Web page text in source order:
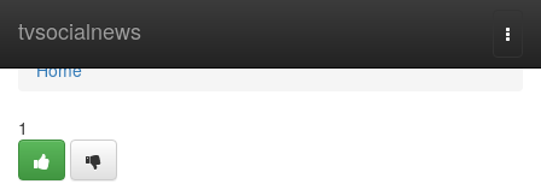
tvsocialnews
Home
Home
1